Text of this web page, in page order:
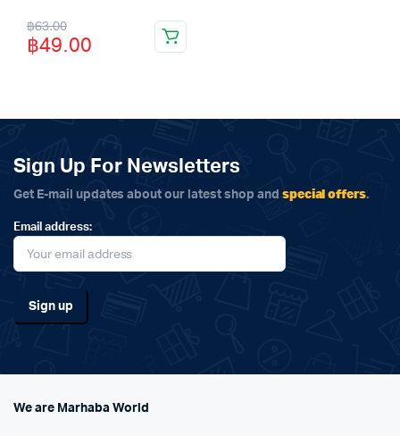
฿63.00
Original
price
฿63.00.
฿49.00
Current
price
฿49.00.
Sign Up For Newsletters
Get E-mail updates about our latest shop and special offers.
Email address:
We are Marhaba World